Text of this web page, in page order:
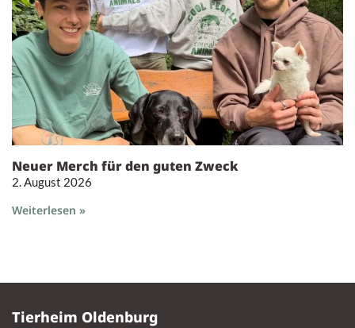
Neuer Merch für den guten Zweck
2. August 2026
Weiterlesen »
Tierheim Oldenburg